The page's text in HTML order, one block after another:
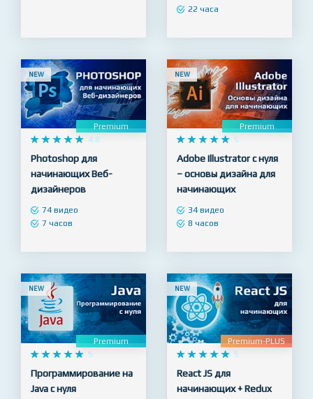
нуля до специалиста
NEW
    
     4.8
Photoshop для
начинающих Веб-
дизайнеров
NEW
Premium
    
     5
Adobe Illustrator с нуля
– основы дизайна для
начинающих
NEW
Premium
    
    
NEW
Premium-PLUS
    
     5